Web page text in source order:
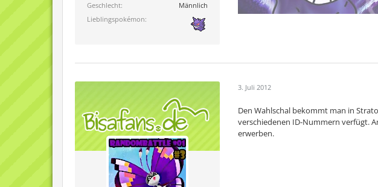
Geschlecht
Männlich
Lieblingspokémon
3. Juli 2012
Den Wahlschal bekommt man in
verschiedenen ID-Nummern verfügt.
erwerben.